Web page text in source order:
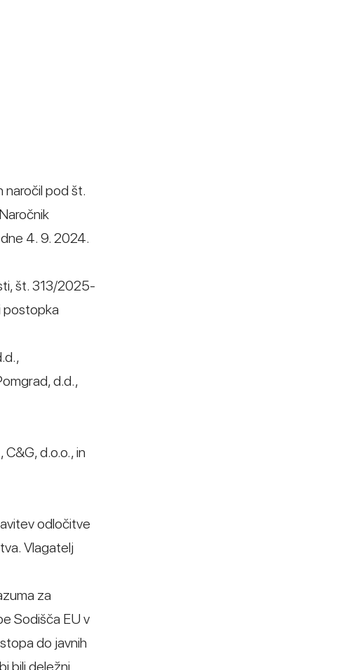
naročil pod št.
4. 9. 2024.
št. 313/2025-
postopka
d.d.,
d.o.o., in
odločitve
Vlagatelj
za
Sodišča EU v
do javnih
bili deležni